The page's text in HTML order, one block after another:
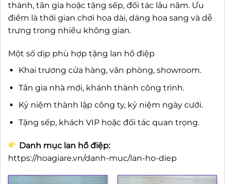
thành, tân gia hoặc tặng sếp, đối tác lâu năm. Ưu
điểm là thời gian chơi hoa dài, dáng hoa sang và dễ
trưng trong nhiều không gian.
Một số dịp phù hợp tặng lan hồ điệp
Khai trương cửa hàng, văn phòng, showroom.
Tân gia nhà mới, khánh thành công trình.
Kỷ niệm thành lập công ty, kỷ niệm ngày cưới.
Tặng sếp, khách VIP hoặc đối tác quan trọng.
Danh mục lan hồ điệp:
https://hoagiare.vn/danh-muc/lan-ho-diep